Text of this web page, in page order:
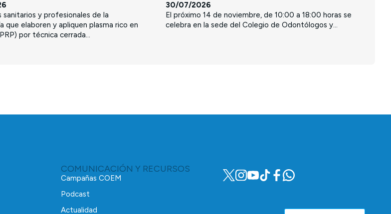
sanitarios y profesionales de la
que elaboren y apliquen plasma rico en
por técnica cerrada...
30/07/2026
El próximo 14 de noviembre, de 10:00 a 18:00 horas se
celebra en la sede del Colegio de Odontólogos y...
COMUNICACIÓN Y RECURSOS
Campañas COEM
Podcast
Actualidad